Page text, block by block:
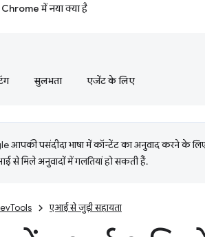
Chrome में नया क्या है
सुलभता एजेंट के लिए
आपकी पसंदीदा भाषा में कॉन्टेंट का अनुवाद करने के
से मिले अनुवादों में गलतियां हो सकती हैं.
एआई से जुड़ी सहायता